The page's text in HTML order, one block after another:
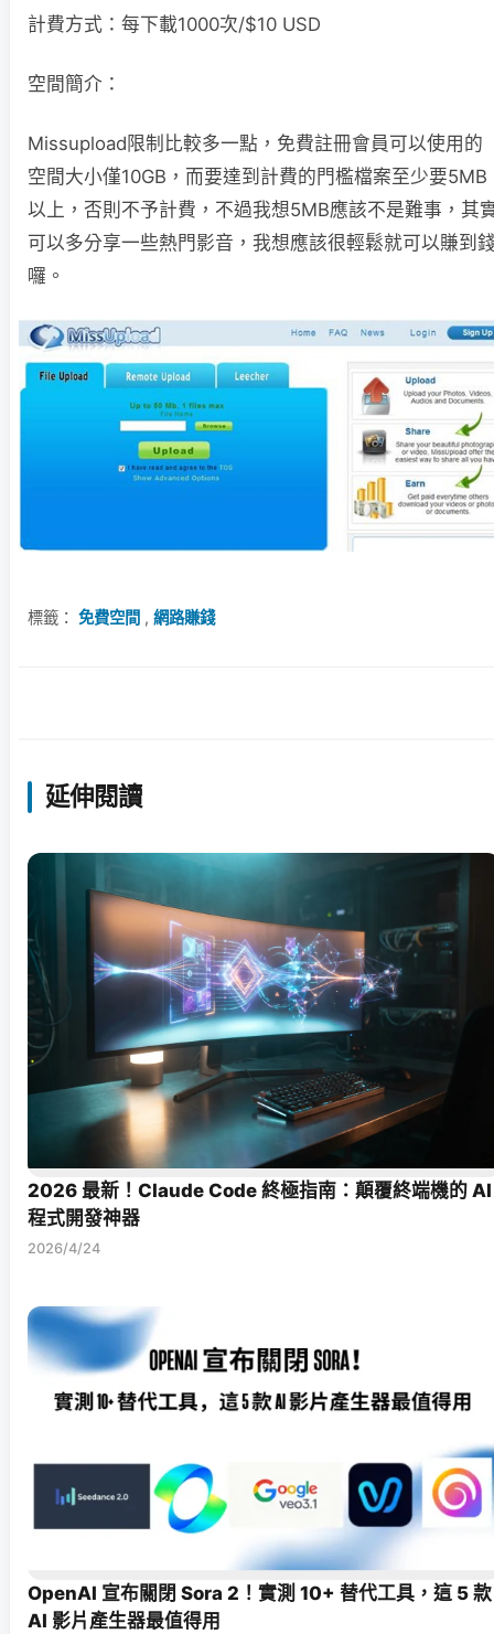
計費方式：每下載1000次/$10 USD
空間簡介：
Missupload限制比較多一點，免費註冊會員可以使用的
空間大小僅10GB，而要達到計費的門檻檔案至少要5MB
以上，否則不予計費，不過我想5MB應該不是難事，其
可以多分享一些熱門影音，我想應該很輕鬆就可以賺到
囉。
標籤： 免費空間 , 網路賺錢
延伸閱讀
2026 最新！Claude Code 終極指南：顛覆終端機的 AI
程式開發神器
2026/4/24
OpenAI 宣布關閉 Sora 2！實測 10+ 替代工具，這 5 款
AI 影片產生器最值得用